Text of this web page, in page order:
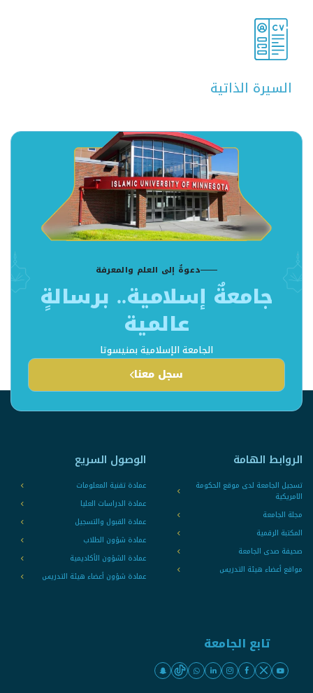
السيرة الذاتية
دعوةٌ إلى العلم والمعرفة
جامعةٌ إسلامية.. برسالةٍ
عالمية
الجامعة الإسلامية بمنيسوتا
سجل معنا
الروابط الهامة
تسجيل الجامعة لدى موقع الحكومة
الامريكية
مجلة الجامعة
المكتبة الرقمية
صحيفة صدى الجامعة
مواقع أعضاء هيئة التدريس
الوصول السريع
عمادة تقنية المعلومات
عمادة الدراسات العليا
عمادة القبول والتسجيل
عمادة شؤون الطلاب
عمادة الشؤون الأكاديمية
عمادة شؤون أعضاء هيئة التدريس
تابع الجامعة